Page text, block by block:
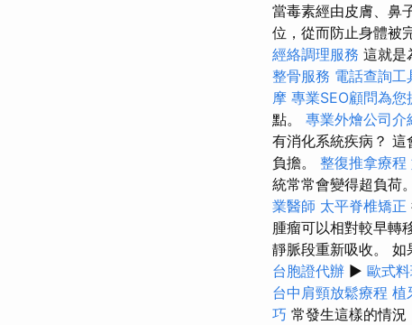
當毒素經由皮膚、鼻
位，從而防止身體被
經絡調理服務 這就是
整骨服務 電話查詢工
摩 專業SEO顧問為您
點。 專業外燴公司介
有消化系統疾病？
負擔。 整復推拿療程
統常常會變得超負荷。
業醫師 太平脊椎矯正
腫瘤可以相對較早轉
靜脈段重新吸收。 如
台胞證代辦 ▶ 歐式
台中肩頸放鬆療程 植
巧 常發生這樣的情